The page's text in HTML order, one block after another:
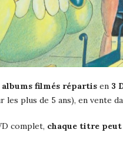
albums filmés répartis en 3
les plus de 5 ans), en vente
complet, chaque titre